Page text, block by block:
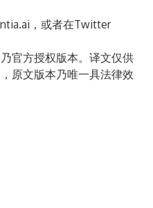
，或者在Twitter
官方授权版本。译文仅供
原文版本乃唯一具法律效